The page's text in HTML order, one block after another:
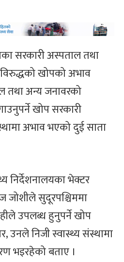
सरकारी अस्पताल तथा
खोपको अभाव
अन्य जनावरको
खोप सरकारी
अभाव भएको दुई साता
निर्देशनालयका भेक्टर
जोशीले सुदूरपश्चिममा
उपलब्ध हुनुपर्ने खोप
उनले निजी स्वास्थ्य संस्थामा
भइरहेको बताए ।